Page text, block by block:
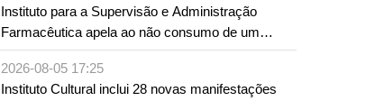
Instituto para a Supervisão e Administração
Farmacêutica apela ao não consumo de um
produto com substâncias medicamentosas
ocidentais
2026-08-05 17:25
Instituto Cultural inclui 28 novas manifestações